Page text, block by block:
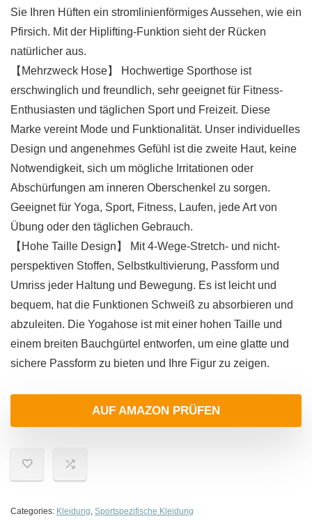
Sie Ihren Hüften ein stromlinienförmiges Aussehen, wie ein
Pfirsich. Mit der Hiplifting-Funktion sieht der Rücken
natürlicher aus.
【Mehrzweck Hose】 Hochwertige Sporthose ist
erschwinglich und freundlich, sehr geeignet für Fitness-
Enthusiasten und täglichen Sport und Freizeit. Diese
Marke vereint Mode und Funktionalität. Unser individuelles
Design und angenehmes Gefühl ist die zweite Haut, keine
Notwendigkeit, sich um mögliche Irritationen oder
Abschürfungen am inneren Oberschenkel zu sorgen.
Geeignet für Yoga, Sport, Fitness, Laufen, jede Art von
Übung oder den täglichen Gebrauch.
【Hohe Taille Design】 Mit 4-Wege-Stretch- und nicht-
perspektiven Stoffen, Selbstkultivierung, Passform und
Umriss jeder Haltung und Bewegung. Es ist leicht und
bequem, hat die Funktionen Schweiß zu absorbieren und
abzuleiten. Die Yogahose ist mit einer hohen Taille und
einem breiten Bauchgürtel entworfen, um eine glatte und
sichere Passform zu bieten und Ihre Figur zu zeigen.
AUF AMAZON PRÜFEN
Categories: Kleidung, Sportspezifische Kleidung